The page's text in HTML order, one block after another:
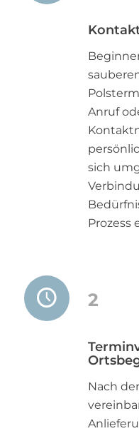
Anruf
sich
Prozess
2
Nach